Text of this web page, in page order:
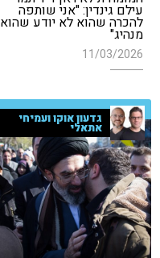
עילם גינדין: "אני שותפה
להכרה שהוא לא יודע שהוא
מנהיג"
11/03/2026
גדעון אוקו ועמיחי
אתאלי